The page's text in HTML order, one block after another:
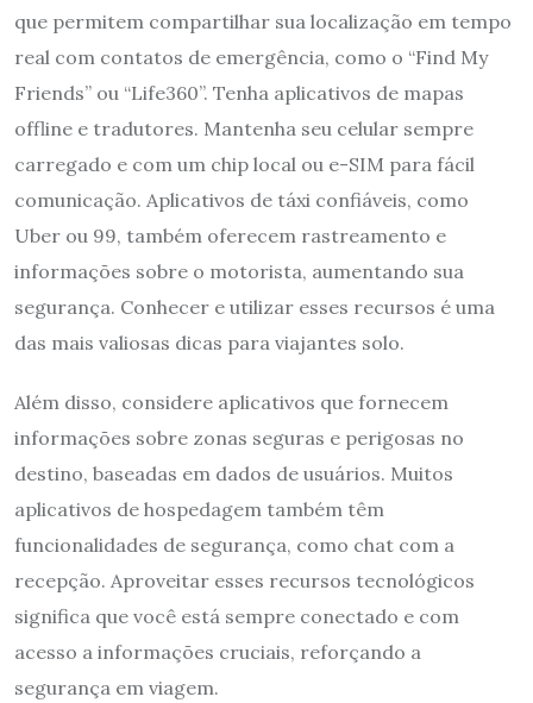
que permitem compartilhar sua localização em tempo
real com contatos de emergência, como o “Find My
Friends” ou “Life360”. Tenha aplicativos de mapas
offline e tradutores. Mantenha seu celular sempre
carregado e com um chip local ou e-SIM para fácil
comunicação. Aplicativos de táxi confiáveis, como
Uber ou 99, também oferecem rastreamento e
informações sobre o motorista, aumentando sua
segurança. Conhecer e utilizar esses recursos é uma
das mais valiosas dicas para viajantes solo.
Além disso, considere aplicativos que fornecem
informações sobre zonas seguras e perigosas no
destino, baseadas em dados de usuários. Muitos
aplicativos de hospedagem também têm
funcionalidades de segurança, como chat com a
recepção. Aproveitar esses recursos tecnológicos
significa que você está sempre conectado e com
acesso a informações cruciais, reforçando a
segurança em viagem.